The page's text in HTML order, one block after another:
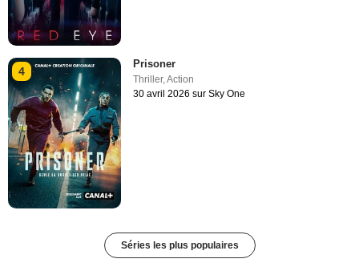
4
Prisoner
Thriller,Action
30 avril 2026 sur Sky One
Séries les plus populaires